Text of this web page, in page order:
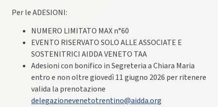
Per le ADESIONI:
NUMERO LIMITATO MAX n°60
EVENTO RISERVATO SOLO ALLE ASSOCIATE E
SOSTENITRICI AIDDA VENETO TAA
Adesioni con bonifico in Segreteria a Chiara Maria
entro e non oltre giovedì 11 giugno 2026 per ritenere
valida la prenotazione
delegazionevenetotrentino@aidda.org